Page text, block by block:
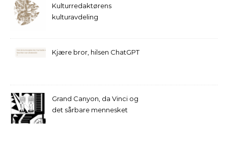
Kulturredaktørens
kulturavdeling
Kjære bror, hilsen ChatGPT
Grand Canyon, da Vinci og
det sårbare mennesket